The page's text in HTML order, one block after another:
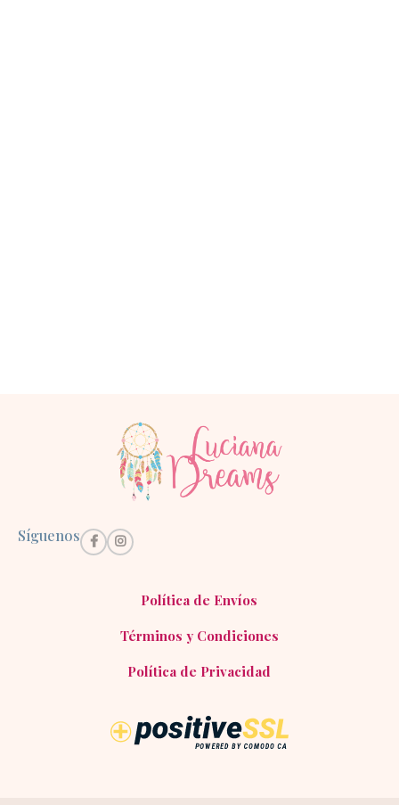
Síguenos
Política de Envíos
Términos y Condiciones
Política de Privacidad